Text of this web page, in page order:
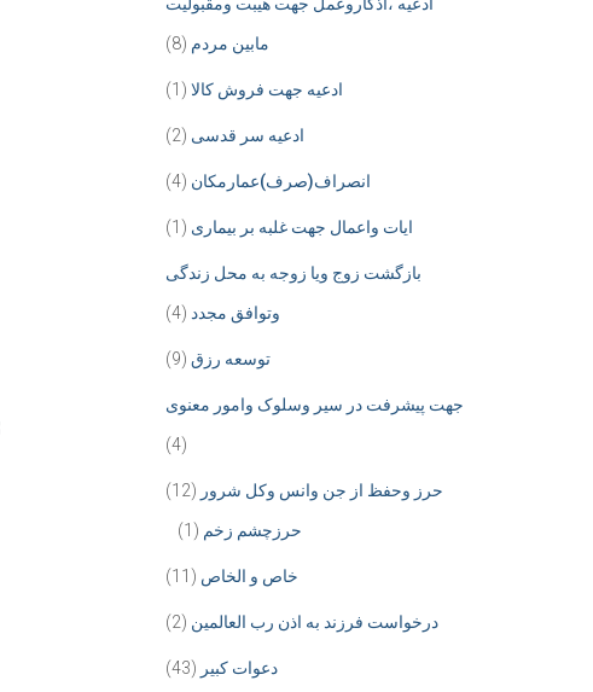
مابین مردم (8)
ادعیه جهت فروش کالا (1)
ادعیه سر قدسی (2)
انصراف(صرف)عمارمکان (4)
ایات واعمال جهت غلبه بر بیماری (1)
بازگشت زوج ویا زوجه به محل زندگی
وتوافق مجدد (4)
توسعه رزق (9)
جهت پیشرفت در سیر وسلوک وامور معنوی
(4)
حرز وحفظ از جن وانس وکل شرور (12)
حرزچشم زخم (1)
خاص و الخاص (11)
درخواست فرزند به اذن رب العالمین (2)
دعوات کبیر (43)